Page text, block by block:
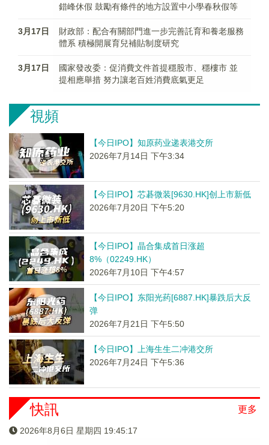
錯峰休假 鼓勵有條件的地方設置中小學春秋假等
3月17日
財政部：配合有關部門進一步完善託育和養老服務
體系 積極開展育兒補貼制度研究
3月17日
國家發改委：促消費文件首提穩股市、穩樓市 並
提相應舉措 努力讓老百姓消費底氣更足
視頻
【今日IPO】知原药业递表港交所
2026年7月14日 下午3:34
【今日IPO】芯碁微装[9630.HK]创上市新低
2026年7月20日 下午5:20
【今日IPO】晶合集成首日涨超
8%（02249.HK）
2026年7月10日 下午4:57
【今日IPO】东阳光药[6887.HK]暴跌后大反
弹
2026年7月21日 下午5:50
【今日IPO】上海生生二冲港交所
2026年7月24日 下午5:36
更多
快訊
2026年8月6日 星期四 19:45:17